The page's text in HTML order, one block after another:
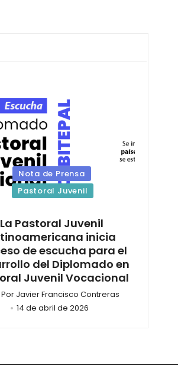
Nota de Prensa
Pastoral Juvenil
La Pastoral Juvenil
inicia
de escucha para el
del Diplomado en
Juvenil Vocacional
Por Javier Francisco Contreras
14 de abril de 2026